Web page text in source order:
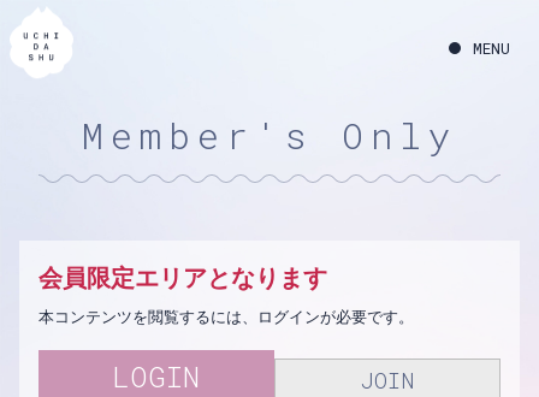
Member's Only
会員限定エリアとなります
本コンテンツを閲覧するには、ログインが必要です。
LOGIN JOIN